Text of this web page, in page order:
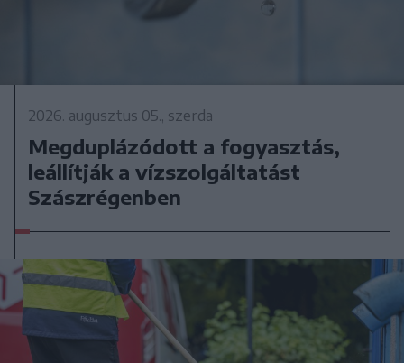
2026. augusztus 05., szerda
Megduplázódott a fogyasztás,
leállítják a vízszolgáltatást
Szászrégenben